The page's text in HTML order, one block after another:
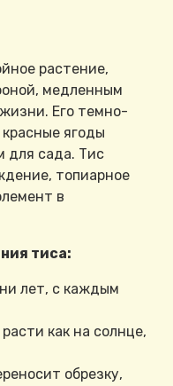
растение,
медленным
Его темно-
ягоды
для сада. Тис
топиарное
в
тиса:
лет, с каждым
как на солнце,
обрезку,